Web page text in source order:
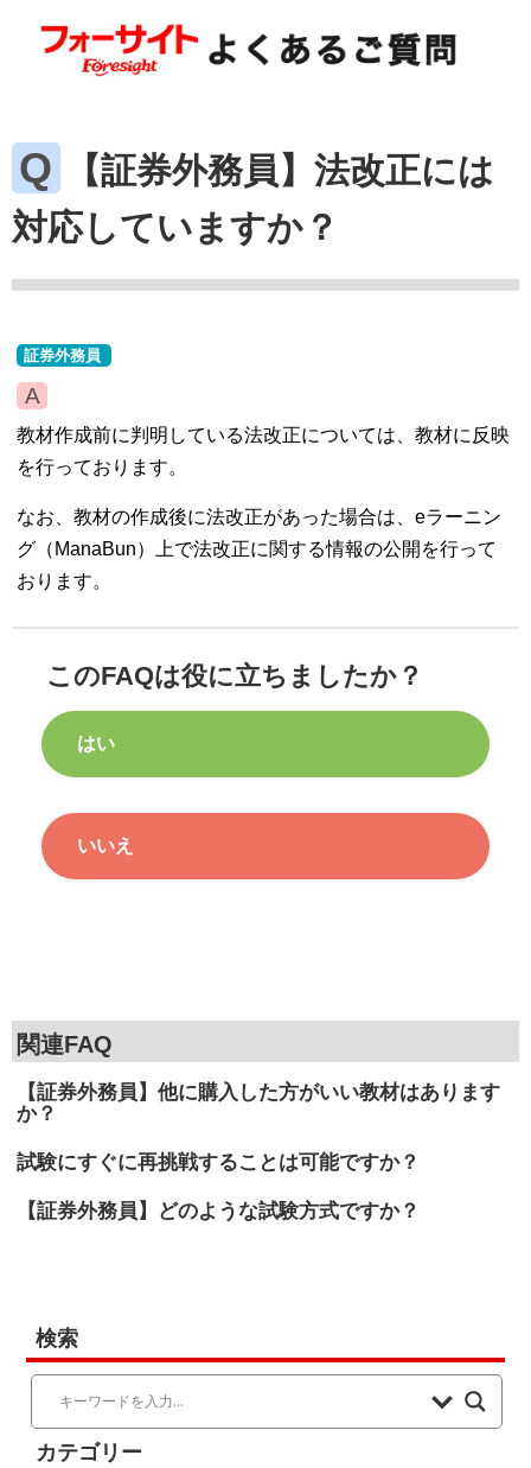
【証券外務員】法改正には
対応していますか？
証券外務員
教材作成前に判明している法改正については、教材に反映
を行っております。
なお、教材の作成後に法改正があった場合は、eラーニン
グ（ManaBun）上で法改正に関する情報の公開を行って
おります。
このFAQは役に立ちましたか？
はい
いいえ
関連FAQ
【証券外務員】他に購入した方がいい教材はあります
か？
試験にすぐに再挑戦することは可能ですか？
【証券外務員】どのような試験方式ですか？
検索
カテゴリー